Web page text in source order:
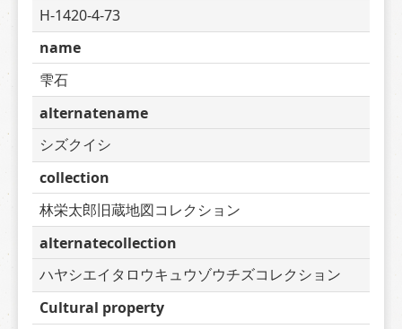
H-1420-4-73
name
雫石
alternatename
シズクイシ
collection
林栄太郎旧蔵地図コレクション
alternatecollection
ハヤシエイタロウキュウゾウチズコレクション
Cultural property